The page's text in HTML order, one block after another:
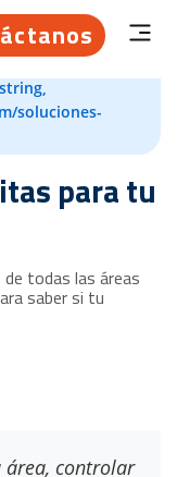
soluciones-
para tu
todas las áreas
saber si tu
área, controlar